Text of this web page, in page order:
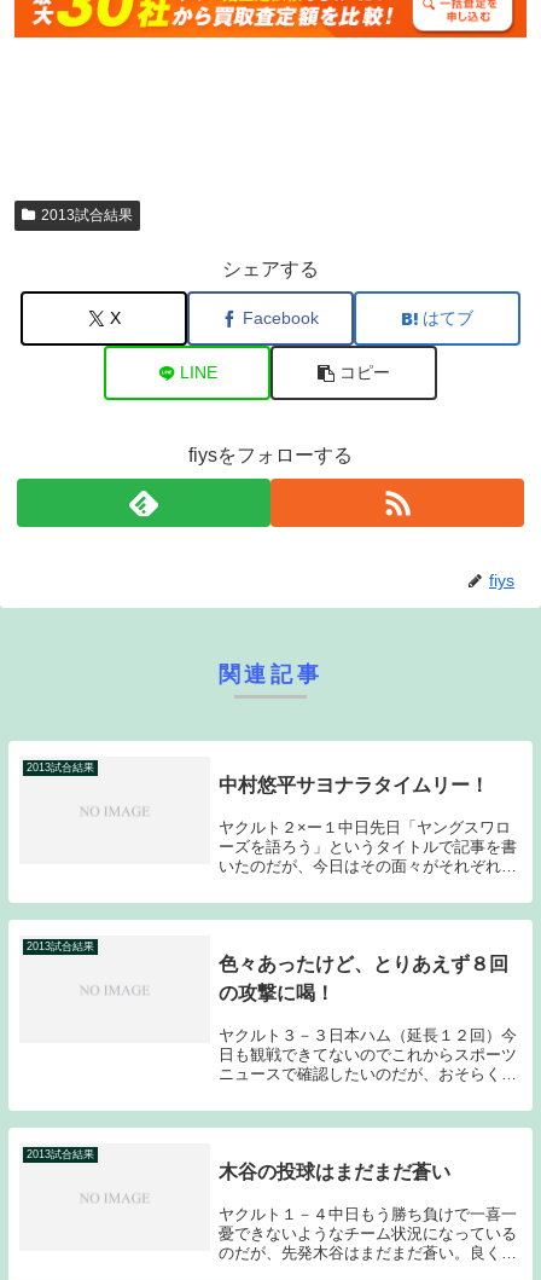
2013試合結果
シェアする
X Facebook はてブ
LINE コピー
fiysをフォローする
fiys
関連記事
2013試合結果
中村悠平サヨナラタイムリー！
ヤクルト２×ー１中日先日「ヤングスワロ
ーズを語ろう」というタイトルで記事を書
いたのだが、今日はその面々がそれぞれ良
ていくのが本来のヤクルトの姿だと思われ
る。先発の古野は初回から苦しい投球とな
2013試合結果
色々あったけど、とりあえず８回
の攻撃に喝！
ヤクルト３－３日本ハム（延長１２回）今
日も観戦できてないのでこれからスポーツ
ニュースで確認したいのだが、おそらく見
か？ヤクルトファンとしては絶対に勝って
ほしい一戦だったのだが、結果は８回に追
2013試合結果
木谷の投球はまだまだ蒼い
ヤクルト１－４中日もう勝ち負けで一喜一
憂できないようなチーム状況になっている
のだが、先発木谷はまだまだ蒼い。良くも